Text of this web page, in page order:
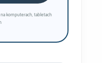
komputerach, tabletach